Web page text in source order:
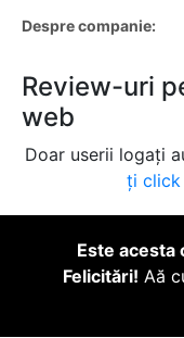
Despre companie:
Review-uri
web
Doar userii logați
ți click
Este acesta
Felicitări! Aă